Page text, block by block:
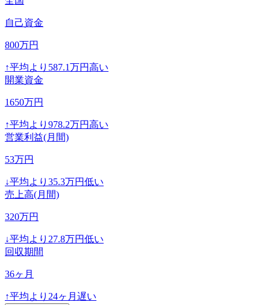
自己資金
800万円
↑平均より 587.1万円高い
開業資金
1650万円
↑平均より 978.2万円高い
営業利益(月間)
53万円
↓平均より 35.3万円低い
売上高(月間)
320万円
↓平均より 27.8万円低い
回収期間
36ヶ月
↑平均より 24ヶ月遅い